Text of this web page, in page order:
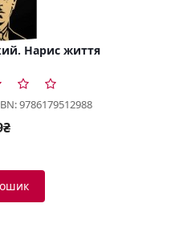
Нарис життя
9786179512988